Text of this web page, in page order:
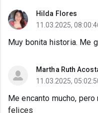
Hilda Flores
11.03.2025,
Muy bonita historia. Me
Martha Ruth
11.03.2025,
Me encanto mucho,
felices